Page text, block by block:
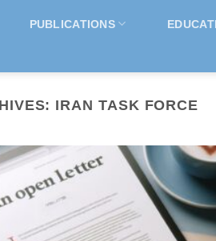
PUBLICATIONS
IRAN TASK FORCE